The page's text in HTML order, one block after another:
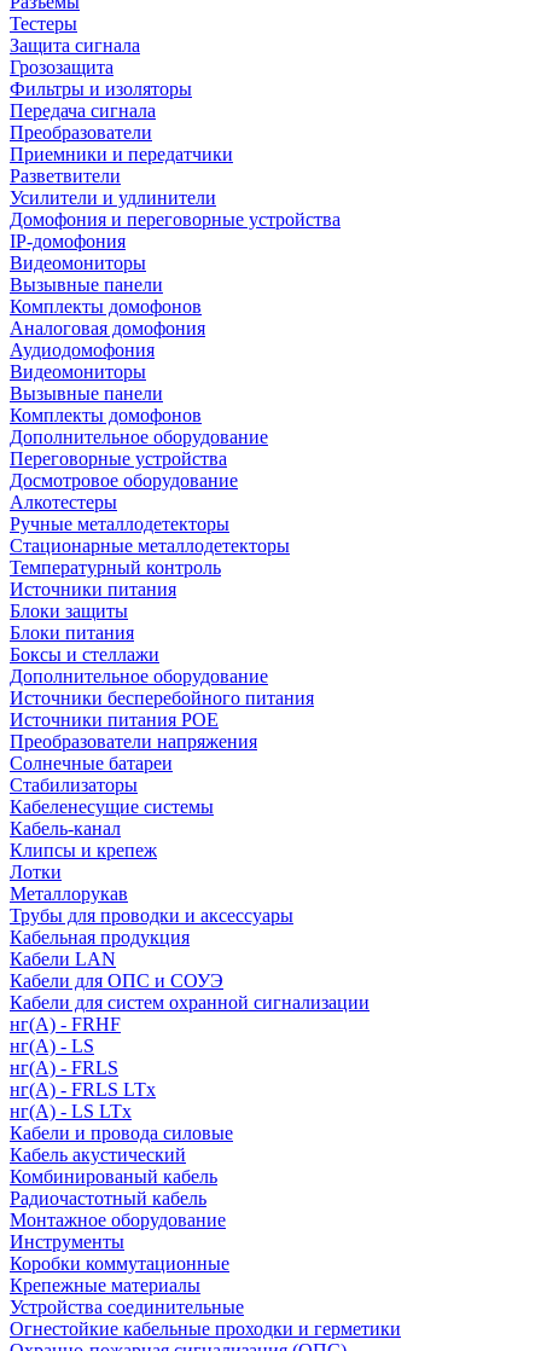
Тестеры
Защита сигнала
Грозозащита
Фильтры и изоляторы
Передача сигнала
Преобразователи
Приемники и передатчики
Разветвители
Усилители и удлинители
Домофония и переговорные устройства
IP-домофония
Видеомониторы
Вызывные панели
Комплекты домофонов
Аналоговая домофония
Аудиодомофония
Видеомониторы
Вызывные панели
Комплекты домофонов
Дополнительное оборудование
Переговорные устройства
Досмотровое оборудование
Алкотестеры
Ручные металлодетекторы
Стационарные металлодетекторы
Температурный контроль
Источники питания
Блоки защиты
Блоки питания
Боксы и стеллажи
Дополнительное оборудование
Источники бесперебойного питания
Источники питания POE
Преобразователи напряжения
Солнечные батареи
Стабилизаторы
Кабеленесущие системы
Кабель-канал
Клипсы и крепеж
Лотки
Металлорукав
Трубы для проводки и аксессуары
Кабельная продукция
Кабели LAN
Кабели для ОПС и СОУЭ
Кабели для систем охранной сигнализации
нг(A) - FRHF
нг(A) - LS
нг(А) - FRLS
нг(А) - FRLS LTx
нг(А) - LS LTx
Кабели и провода силовые
Кабель акустический
Комбинированый кабель
Радиочастотный кабель
Монтажное оборудование
Инструменты
Коробки коммутационные
Крепежные материалы
Устройства соединительные
Огнестойкие кабельные проходки и герметики